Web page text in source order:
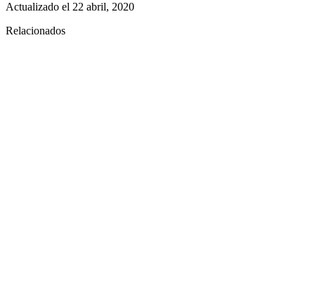
Actualizado el 22 abril, 2020
Relacionados